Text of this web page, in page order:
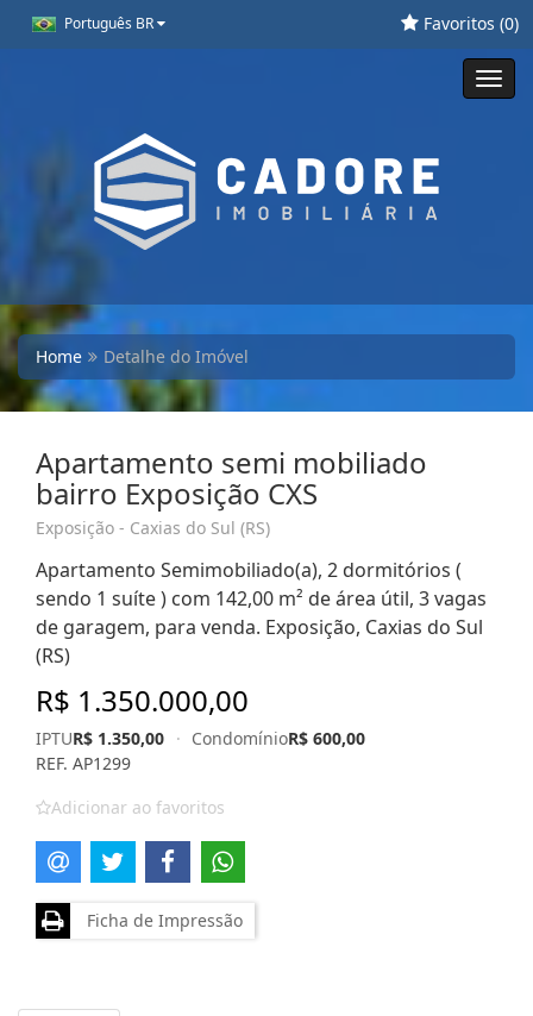
Português BR Favoritos (0)
Home Detalhe do Imóvel
Apartamento semi mobiliado
bairro Exposição CXS
Exposição - Caxias do Sul (RS)
Apartamento Semimobiliado(a), 2 dormitórios (
sendo 1 suíte ) com 142,00 m² de área útil, 3 vagas
de garagem, para venda. Exposição, Caxias do Sul
(RS)
R$ 1.350.000,00
IPTUR$ 1.350,00 · CondomínioR$ 600,00
REF. AP1299
Adicionar ao favoritos
Ficha de Impressão